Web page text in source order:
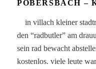
POBERSBACH –
in villach kleiner
den “radbutler” am
sein rad bewacht
kostenlos. viele leute